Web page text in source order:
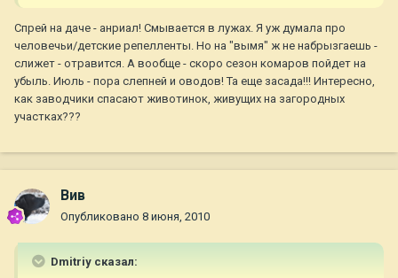
Спрей на даче - анриал! Смывается в лужах. Я уж думала про
человечьи/детские репелленты. Но на "вымя" ж не набрызгаешь -
слижет - отравится. А вообще - скоро сезон комаров пойдет на
убыль. Июль - пора слепней и оводов! Та еще засада!!! Интересно,
как заводчики спасают животинок, живущих на загородных
участках???
Вив
Опубликовано 8 июня, 2010
Dmitriy сказал: